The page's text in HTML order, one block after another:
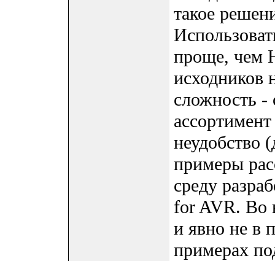
такое
проще, чем
исходников
сложность -
неудобство
примеры
среду
for AVR. Во
и явно не в
примерах